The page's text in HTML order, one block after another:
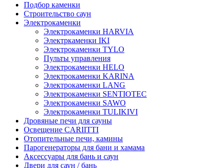
Подбор каменки
Строительство саун
Электрокаменки
Электрокаменки HARVIA
Электркаменки IKI
Электрокаменки TYLO
Пульты управления
Электрокаменки HELO
Электрокаменки KARINA
Электрокаменки LANG
Электрокаменки SENTIOTEC
Электрокаменки SAWO
Электрокаменки TULIKIVI
Дровяные печи для сауны
Освещение CARIITTI
Отопительные печи, камины
Парогенераторы для бани и хамама
Аксессуары для бань и саун
Двери для саун / бань